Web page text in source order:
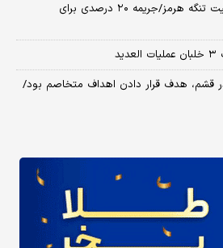
جزئیاتی از طرح راهبردی امنیت تنگه هرمز/جریمه ۲۰ درصدی برای
قشم، هدف قرار دادن اهداف متخاصم بود/